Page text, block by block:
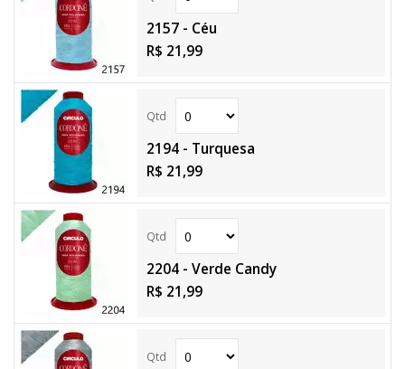
2157 - Céu
R$ 21,99
2194 - Turquesa
R$ 21,99
2204 - Verde Candy
R$ 21,99